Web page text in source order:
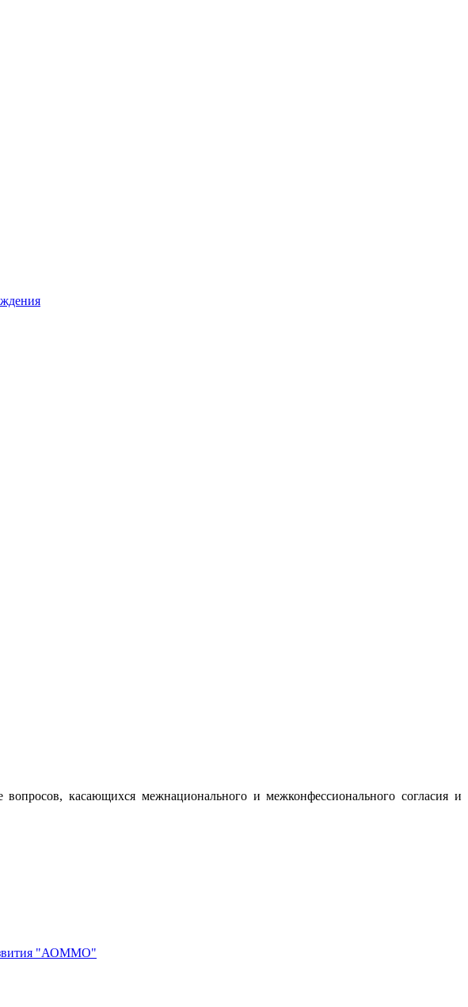
касающихся межнационального и межконфессионального согласия и
"АОММО"